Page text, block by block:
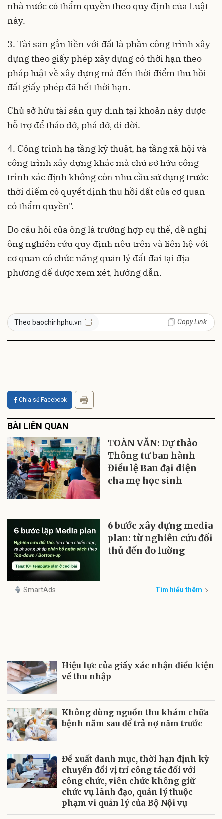
nhà nước có thẩm quyền theo quy định của Luật
này.
3. Tài sản gắn liền với đất là phần công trình xây
dựng theo giấy phép xây dựng có thời hạn theo
pháp luật về xây dựng mà đến thời điểm thu hồi
đất giấy phép đã hết thời hạn.
Chủ sở hữu tài sản quy định tại khoản này được
hỗ trợ để tháo dỡ, phá dỡ, di dời.
4. Công trình hạ tầng kỹ thuật, hạ tầng xã hội và
công trình xây dựng khác mà chủ sở hữu công
trình xác định không còn nhu cầu sử dụng trước
thời điểm có quyết định thu hồi đất của cơ quan
có thẩm quyền".
Do câu hỏi của ông là trường hợp cụ thể, đề nghị
ông nghiên cứu quy định nêu trên và liên hệ với
cơ quan có chức năng quản lý đất đai tại địa
phương để được xem xét, hướng dẫn.
Theo baochinhphu.vn Copy Link
Chia sẻ Facebook
BÀI LIÊN QUAN
TOÀN VĂN: Dự thảo
Thông tư ban hành
Điều lệ Ban đại diện
cha mẹ học sinh
6 bước xây dựng media
plan: từ nghiên cứu đối
thủ đến đo lường
SmartAds Tìm hiểu thêm
Hiệu lực của giấy xác nhận điều kiện
về thu nhập
Không dùng nguồn thu khám chữa
bệnh năm sau để trả nợ năm trước
Đề xuất danh mục, thời hạn định kỳ
chuyển đổi vị trí công tác đối với
công chức, viên chức không giữ
chức vụ lãnh đạo, quản lý thuộc
phạm vi quản lý của Bộ Nội vụ